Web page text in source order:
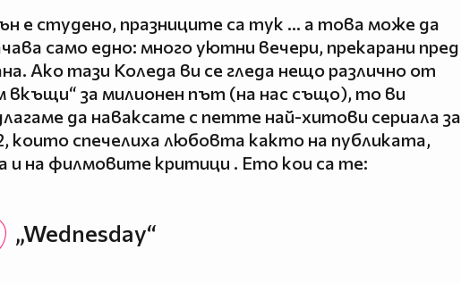
е студено, празниците са тук … а това може да
само едно: много уютни вечери, прекарани пред
Ако тази Коледа ви се гледа нещо различно от
вкъщи“ за милионен път (на нас също), то ви
да наваксате с петте най-хитови сериала за
които спечелиха любовта както на публиката,
и на филмовите критици . Ето кои са те:
„Wednesday“